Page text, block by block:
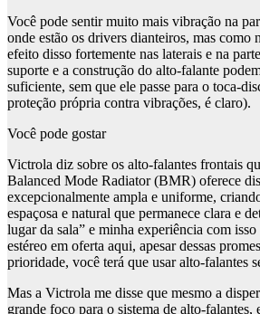
Você pode sentir muito mais vibração na
onde estão os drivers dianteiros, mas como
efeito disso fortemente nas laterais e na
suporte e a construção do alto-falante
suficiente, sem que ele passe para o toca-
proteção própria contra vibrações, é claro).
Você pode gostar
Victrola diz sobre os alto-falantes frontais
Balanced Mode Radiator (BMR) oferece
excepcionalmente ampla e uniforme,
espaçosa e natural que permanece clara e
lugar da sala” e minha experiência com
estéreo em oferta aqui, apesar dessas
prioridade, você terá que usar alto-falantes
Mas a Victrola me disse que mesmo a
grande foco para o sistema de alto-falantes,